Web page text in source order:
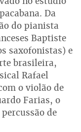
Da
do pianista
Baptiste
saxofonistas) e
brasileira,
Rafael
o violão de
Farias, o
de